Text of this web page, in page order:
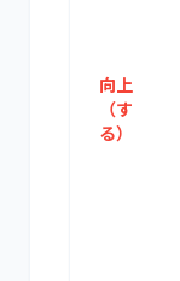
向上
（す
る）